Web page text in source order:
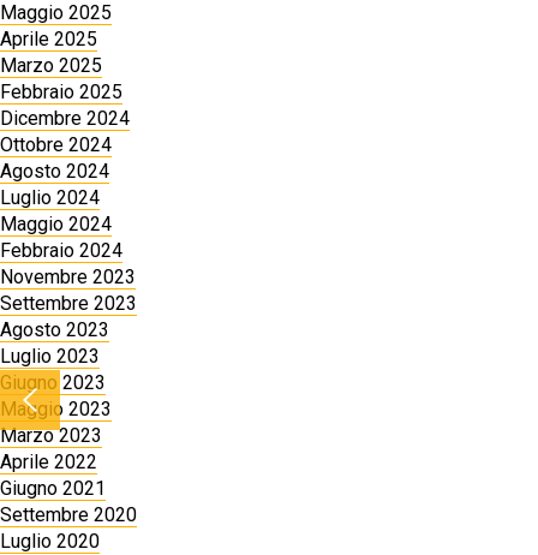
Maggio 2025
Aprile 2025
Marzo 2025
Febbraio 2025
Dicembre 2024
Ottobre 2024
Agosto 2024
Luglio 2024
Maggio 2024
Febbraio 2024
Novembre 2023
Settembre 2023
Agosto 2023
Luglio 2023
Giugno 2023
Maggio 2023
Marzo 2023
Aprile 2022
Giugno 2021
Settembre 2020
Luglio 2020